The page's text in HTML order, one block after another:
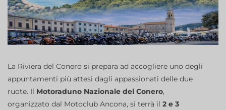
La Riviera del Conero si prepara ad accogliere uno degli
appuntamenti più attesi dagli appassionati delle due
ruote. Il Motoraduno Nazionale del Conero,
organizzato dal Motoclub Ancona, si terrà il 2 e 3